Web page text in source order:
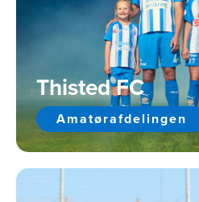
Thisted FC
Amatørafdelingen